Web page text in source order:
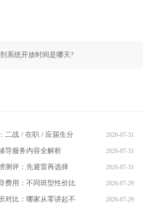
系统开放时间是哪天?
二战 / 在职 / 应届生分 2026-07-31
导服务内容全解析 2026-07-31
测评：先避雷再选择 2026-07-31
费用：不同班型性价比 2026-07-29
对比：哪家从零讲起不 2026-07-29